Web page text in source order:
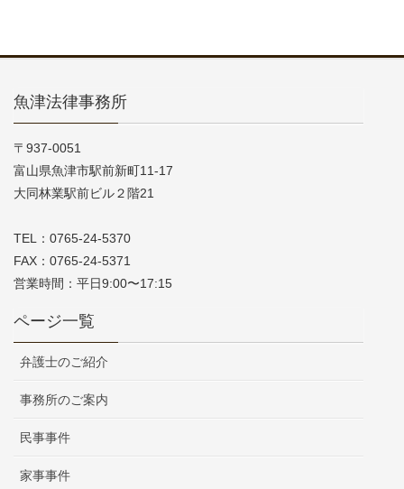
魚津法律事務所
〒937-0051
富山県魚津市駅前新町11-17
大同林業駅前ビル２階21
TEL：0765-24-5370
FAX：0765-24-5371
営業時間：平日9:00〜17:15
ページ一覧
弁護士のご紹介
事務所のご案内
民事事件
家事事件